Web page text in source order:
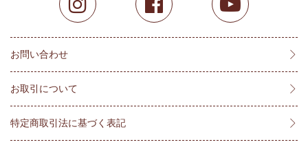
お問い合わせ
お取引について
特定商取引法に基づく表記